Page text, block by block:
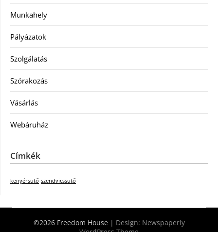
Munkahely
Pályázatok
Szolgálatás
Szórakozás
Vásárlás
Webáruház
Címkék
kenyérsütő szendvicssütő
©2026 Freedom House | Design: Newspaperly